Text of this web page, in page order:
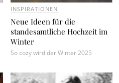
INSPIRATIONEN
Neue Ideen für die
standesamtliche Hochzeit im
Winter
So cozy wird der Winter 2025